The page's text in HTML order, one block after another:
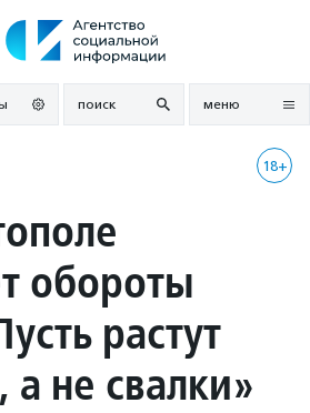
поиск меню
18+
обороты
растут
а не свалки»